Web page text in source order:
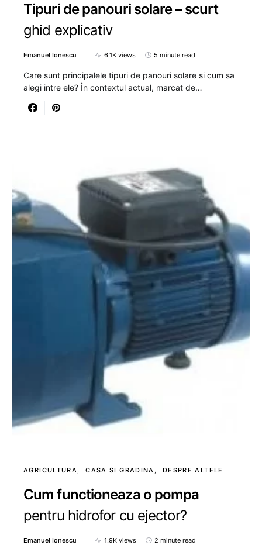
Tipuri de panouri solare – scurt
ghid explicativ
Emanuel Ionescu 6.1K views 5 minute read
Care sunt principalele tipuri de panouri solare si cum sa
alegi intre ele? În contextul actual, marcat de…
AGRICULTURA CASA SI GRADINA DESPRE ALTELE
Cum functioneaza o pompa
pentru hidrofor cu ejector?
Emanuel Ionescu 1.9K views 2 minute read